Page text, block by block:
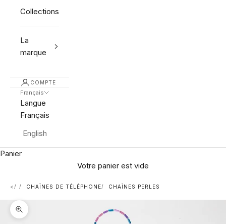
Collections
La
marque
COMPTE
Français
Langue
Français
English
Panier
Votre panier est vide
< CHAÎNES DE TÉLÉPHONE CHAÎNES PERLES
Zoomer sur l'image